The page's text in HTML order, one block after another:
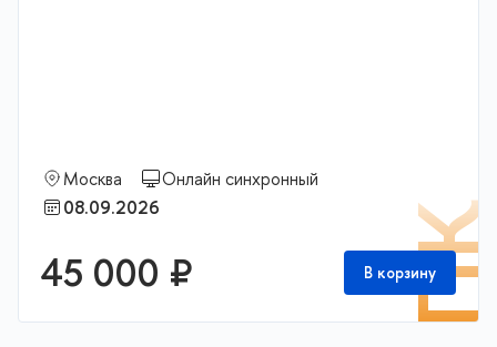
Москва
Онлайн синхронный
08.09.2026
45 000 ₽ В корзину